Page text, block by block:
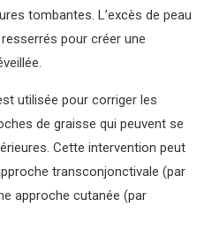
tombantes. L’excès de peau
pour créer une
utilisée pour corriger les
de graisse qui peuvent se
Cette intervention peut
transconjonctivale (par
approche cutanée (par